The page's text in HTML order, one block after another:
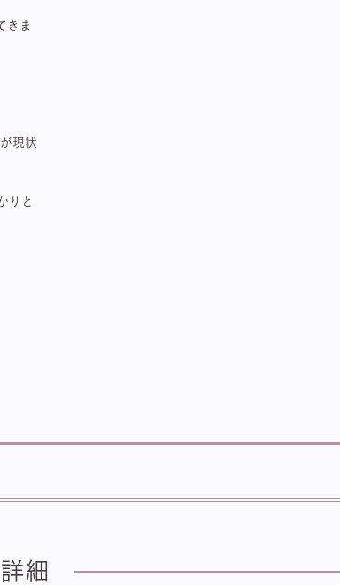
きま
現状
りと
細